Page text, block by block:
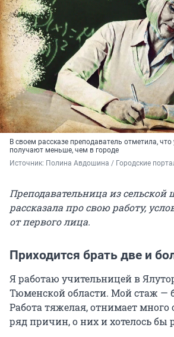
В своем рассказе преподаватель отметила,
получают меньше, чем в городе
Источник: Полина Авдошина / Городские
Преподавательница из
рассказала про свою работу,
от первого лица.
Приходится брать две и
Я работаю учительницей в
Тюменской области. Мой стаж —
Работа тяжелая, отнимает много
ряд причин, о них и хотелось бы